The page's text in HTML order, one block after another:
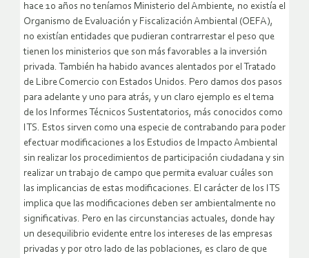
hace 10 años no teníamos Ministerio del Ambiente, no existía el
Organismo de Evaluación y Fiscalización Ambiental (OEFA),
no existían entidades que pudieran contrarrestar el peso que
tienen los ministerios que son más favorables a la inversión
privada. También ha habido avances alentados por el Tratado
de Libre Comercio con Estados Unidos. Pero damos dos pasos
para adelante y uno para atrás, y un claro ejemplo es el tema
de los Informes Técnicos Sustentatorios, más conocidos como
ITS. Estos sirven como una especie de contrabando para poder
efectuar modificaciones a los Estudios de Impacto Ambiental
sin realizar los procedimientos de participación ciudadana y sin
realizar un trabajo de campo que permita evaluar cuáles son
las implicancias de estas modificaciones. El carácter de los ITS
implica que las modificaciones deben ser ambientalmente no
significativas. Pero en las circunstancias actuales, donde hay
un desequilibrio evidente entre los intereses de las empresas
privadas y por otro lado de las poblaciones, es claro de que